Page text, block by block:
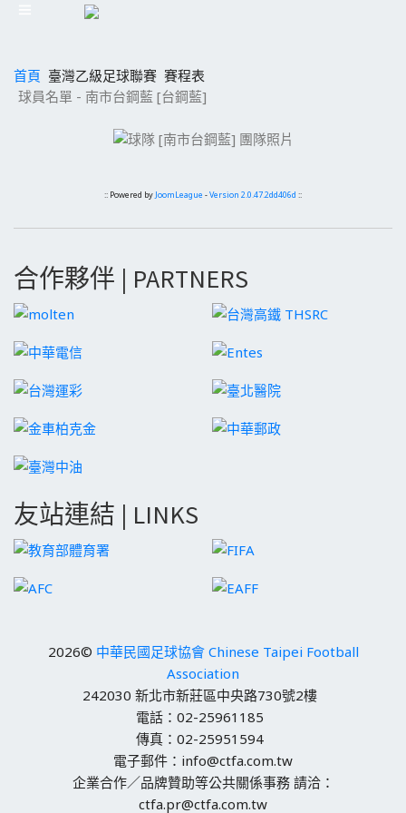
首頁 臺灣乙級足球聯賽 賽程表
球員名單 - 南市台鋼藍 [台鋼藍]
:: Powered by JoomLeague -Version 2.0.47.2dd406d ::
合作夥伴 | PARTNERS
友站連結 | LINKS
2026© 中華民國足球協會 Chinese Taipei Football
Association
242030 新北市新莊區中央路730號2樓
電話：02-25961185
傳真：02-25951594
電子郵件：info@ctfa.com.tw
企業合作／品牌贊助等公共關係事務 請洽：
ctfa.pr@ctfa.com.tw